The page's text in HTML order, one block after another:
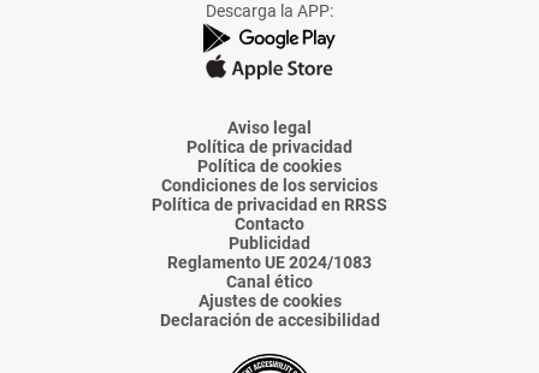
de
La
Voz
Almería
de
La
Voz
Almería
de
La
Voz
Almería
de
La
Voz
Almería
de
La
Voz
Descarga la APP:
Aviso legal
Política de privacidad
Política de cookies
Condiciones de los servicios
Política de privacidad en RRSS
Contacto
Publicidad
Reglamento UE 2024/1083
Canal ético
Ajustes de cookies
Declaración de accesibilidad